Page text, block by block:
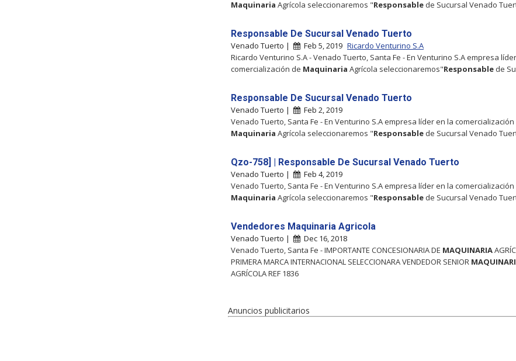
Maquinaria Agrícola seleccionaremos "Responsable de Sucursal Venado
Responsable De Sucursal Venado Tuerto
Venado Tuerto | Feb 5, 2019 Ricardo Venturino S.A
Ricardo Venturino S.A - Venado Tuerto, Santa Fe - En Venturino S.A empresa
comercialización de Maquinaria Agrícola seleccionaremos"Responsable de
Responsable De Sucursal Venado Tuerto
Venado Tuerto |
Feb 2, 2019
Venado Tuerto, Santa Fe - En Venturino S.A empresa líder en la comercialización
Maquinaria Agrícola seleccionaremos "Responsable de Sucursal Venado
Qzo-758] | Responsable De Sucursal Venado Tuerto
Venado Tuerto |
Feb 4, 2019
Venado Tuerto, Santa Fe - En Venturino S.A empresa líder en la comercialización
Maquinaria Agrícola seleccionaremos "Responsable de Sucursal Venado
Vendedores Maquinaria Agricola
Venado Tuerto |
Dec 16, 2018
Venado Tuerto, Santa Fe - IMPORTANTE CONCESIONARIA DE MAQUINARIA
PRIMERA MARCA INTERNACIONAL SELECCIONARA VENDEDOR SENIOR
AGRÍCOLA REF 1836
Anuncios publicitarios